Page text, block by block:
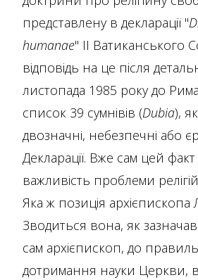
представлену в декларації "
humanae" II Ватиканського
відповідь на це після
листопада 1985 року до
список 39 сумнівів (Dubia),
двозначні, небезпечні або
Декларації. Вже сам цей факт
важливість проблеми
Яка ж позиція архієпископа
Зводиться вона, як
сам архієпископ, до
дотримання науки Церкви,